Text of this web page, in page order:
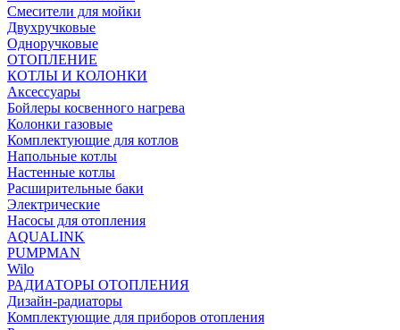
Смесители для мойки
Двухручковые
Одноручковые
ОТОПЛЕНИЕ
КОТЛЫ И КОЛОНКИ
Аксессуары
Бойлеры косвенного нагрева
Колонки газовые
Комплектующие для котлов
Напольные котлы
Настенные котлы
Расширительные баки
Электрические
Насосы для отопления
AQUALINK
PUMPMAN
Wilo
РАДИАТОРЫ ОТОПЛЕНИЯ
Дизайн-радиаторы
Комплектующие для приборов отопления